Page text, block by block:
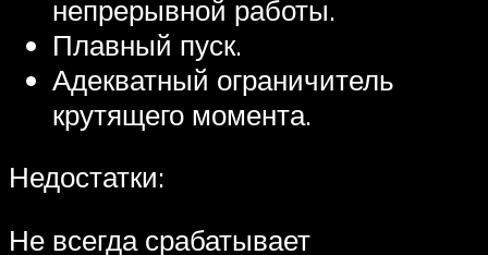
непрерывной работы.
Плавный пуск.
Адекватный ограничитель
крутящего момента.
Недостатки:
Не всегда срабатывает